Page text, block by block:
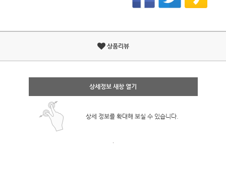
상품리뷰
상세정보 새창 열기
상세 정보를 확대해 보실 수 있습니다.